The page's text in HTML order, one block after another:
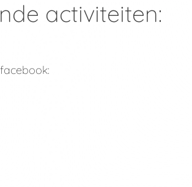
activiteiten: